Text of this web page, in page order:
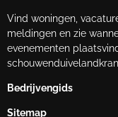
Vind woningen,
meldingen en zie
evenementen
Bedrijvengids
Sitemap